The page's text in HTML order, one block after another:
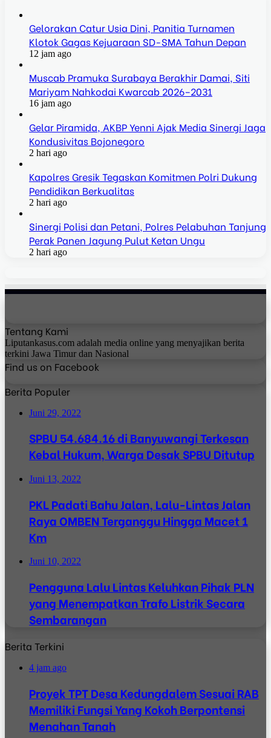
Gelorakan Catur Usia Dini, Panitia Turnamen
Klotok Gagas Kejuaraan SD-SMA Tahun Depan
12 jam ago
Muscab Pramuka Surabaya Berakhir Damai, Siti
Mariyam Nahkodai Kwarcab 2026–2031
16 jam ago
Gelar Piramida, AKBP Yenni Ajak Media Sinergi Jaga
Kondusivitas Bojonegoro
2 hari ago
Kapolres Gresik Tegaskan Komitmen Polri Dukung
Pendidikan Berkualitas
2 hari ago
Sinergi Polisi dan Petani, Polres Pelabuhan Tanjung
Perak Panen Jagung Pulut Ketan Ungu
2 hari ago
Tentang Kami
Liputankasus.com adalah media online yang menyajikan berita
terkini Jawa Timur dan Nasional
Find us on Facebook
Berita Populer
Juni 29, 2022
SPBU 54.684.16 di Banyuwangi Terkesan
Kebal Hukum, Warga Desak SPBU Ditutup
Juni 13, 2022
PKL Padati Bahu Jalan, Lalu-Lintas Jalan
Raya OMBEN Terganggu Hingga Macet 1
Km
Juni 10, 2022
Pengguna Lalu Lintas Keluhkan Pihak PLN
yang Menempatkan Trafo Listrik Secara
Sembarangan
Berita Terkini
4 jam ago
Proyek TPT Desa Kedungdalem Sesuai RAB
Memiliki Fungsi Yang Kokoh Berpontensi
Menahan Tanah